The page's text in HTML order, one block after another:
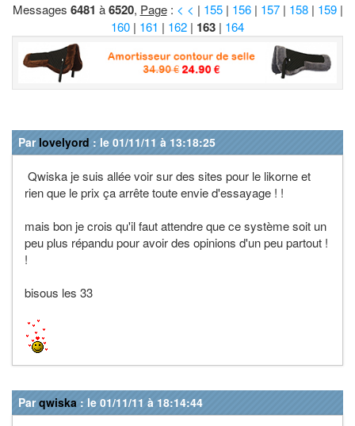
Messages 6481 à6520, Page: < < | 155| 156| 157| 158| 159|
160 | 161 | 162 | 163 | 164
Par lovelyord : le 01/11/11 à 13:18:25
Qwiska je suis allée voir sur des sites pour le likorne et
rien que le prix ça arrête toute envie d'essayage ! !
mais bon je crois qu'il faut attendre que ce système soit un
peu plus répandu pour avoir des opinions d'un peu partout !
!
bisous les 33
Parqwiska : le 01/11/11 à 18:14:44